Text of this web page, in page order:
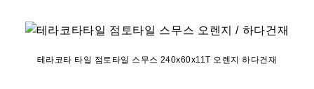
테라코타 타일 점토타일 스무스 240x60x11T 오렌지 하다건재